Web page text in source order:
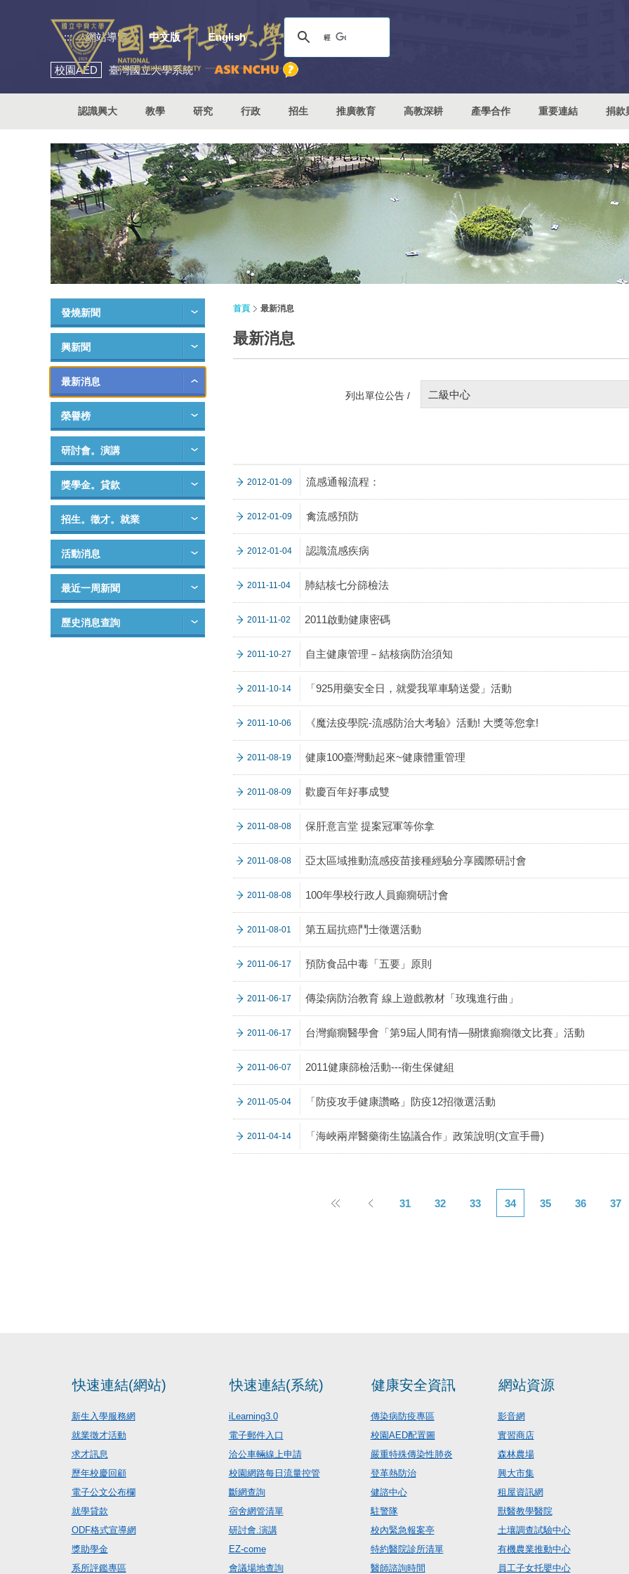
::: 網站導覽 中文版 English
校園AED 臺灣國立大學系統
認識興大 教學 研究 行政 招生 推廣教育 高教深耕 產學合作 重要連結 捐款
發燒新聞
興新聞
最新消息
榮譽榜
研討會。演講
獎學金。貸款
招生。徵才。就業
活動消息
最近一周新聞
歷史消息查詢
首頁 最新消息
最新消息
列出單位公告 / 二級中心
2012-01-09 流感通報流程：
2012-01-09 禽流感預防
2012-01-04 認識流感疾病
2011-11-04 肺結核七分篩檢法
2011-11-02 2011啟動健康密碼
2011-10-27 自主健康管理－結核病防治須知
2011-10-14 「925用藥安全日，就愛我單車騎送愛」活動
2011-10-06 《魔法疫學院-流感防治大考驗》活動! 大獎等您拿!
2011-08-19 健康100臺灣動起來~健康體重管理
2011-08-09 歡慶百年好事成雙
2011-08-08 保肝意言堂 提案冠軍等你拿
2011-08-08 亞太區域推動流感疫苗接種經驗分享國際研討會
2011-08-08 100年學校行政人員癲癇研討會
2011-08-01 第五屆抗癌鬥士徵選活動
2011-06-17 預防食品中毒「五要」原則
2011-06-17 傳染病防治教育 線上遊戲教材「玫瑰進行曲」
2011-06-17 台灣癲癇醫學會「第9屆人間有情—關懷癲癇徵文比賽」活動
2011-06-07 2011健康篩檢活動---衛生保健組
2011-05-04 「防疫攻手健康讚略」防疫12招徵選活動
2011-04-14 「海峽兩岸醫藥衛生協議合作」政策說明(文宣手冊)
31 32 33 34 35 36 37
快速連結(網站)
新生入學服務網
就業徵才活動
求才訊息
歷年校慶回顧
電子公文公布欄
就學貸款
ODF格式宣導網
獎助學金
系所評鑑專區
快速連結(系統)
iLearning3.0
電子郵件入口
洽公車輛線上申請
校園網路每日流量控管
斷網查詢
宿舍網管清單
研討會.演講
EZ-come
會議場地查詢
健康安全資訊
傳染病防疫專區
校園AED配置圖
嚴重特殊傳染性肺炎
登革熱防治
健諮中心
駐警隊
校內緊急報案亭
特約醫院診所清單
醫師諮詢時間
網站資源
影音網
實習商店
森林農場
興大市集
租屋資訊網
獸醫教學醫院
土壤調查試驗中心
有機農業推動中心
員工子女托嬰中心